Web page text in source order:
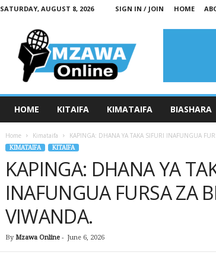
SATURDAY, AUGUST 8, 2026 SIGN IN / JOIN HOME
HOME KITAIFA KIMATAIFA BIASHARA
Home Kimataifa KAPINGA: DHANA YA TAKA SIFURI INAFUNGUA
KIMATAIFA KITAIFA
KAPINGA: DHANA YA
INAFUNGUA FURSA ZA
VIWANDA.
By Mzawa Online- June 6, 2026